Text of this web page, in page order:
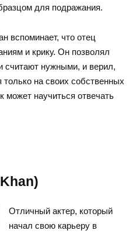
для подражания.
вспоминает, что отец
и крику. Он позволял
считают нужными, и верил,
на своих собственных
может научиться отвечать
Отличный актер, который
начал свою карьеру в